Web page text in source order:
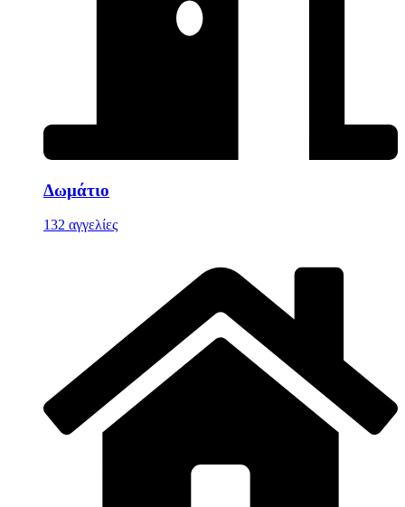
Δωμάτιο
132 αγγελίες